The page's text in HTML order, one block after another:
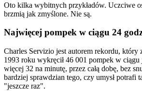
Oto kilka wybitnych przykładów. Uczciwe
brzmią jak zmyślone. Nie są.
Najwięcej pompek w ciągu 24
Charles Servizio jest autorem rekordu,
1993 roku wykręcił 46 001 pompek w
więcej 32 na minutę, przez całą dobę, bez
bardziej sprawdzian tego, czy umysł potrafi
"jeszcze raz".